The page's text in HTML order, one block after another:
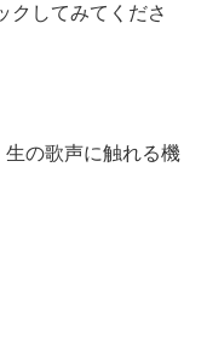
クしてみてくださ
生の歌声に触れる機